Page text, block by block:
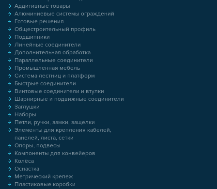
Аддитивные товары
Алюминиевые системы ограждений
Готовые решения
Общестроительный профиль
Подшипники
Линейные соединители
Дополнительная обработка
Параллельные соединители
Промышленная мебель
Система лестниц и платформ
Быстрые соединители
Винтовые соединители и втулки
Шарнирные и подвижные соединители
Заглушки
Наборы
Петли, ручки, замки, защелки
Элементы для крепления кабелей,
панелей, листа, сетки
Опоры, подвесы
Компоненты для конвейеров
Колёса
Оснастка
Метрический крепеж
Пластиковые коробки